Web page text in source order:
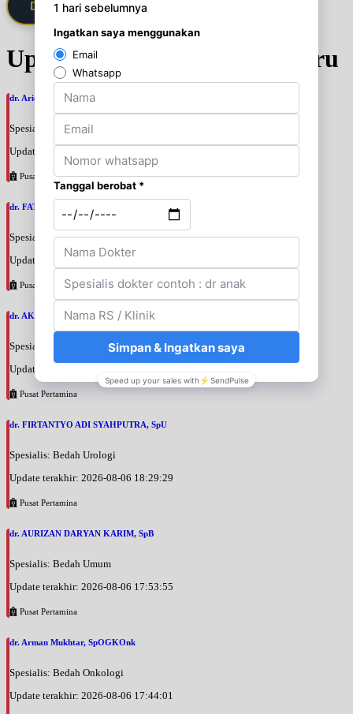
Daftarkan Saya via Member VIP
Update Jadwal Dokter terbaru
dr. Ario Baskoro, SpU
Spesialis: Bedah Urologi
Update terakhir: 2026-08-06 18:46:06
Pusat Pertamina
dr. FATAN ABSHARI, SpU
Spesialis: Bedah Urologi
Update terakhir: 2026-08-06 18:42:13
Pusat Pertamina
dr. AKBARI WAHYUDI KUSUMAH, SpU
Spesialis: Bedah Urologi
Update terakhir: 2026-08-06 18:38:38
Pusat Pertamina
dr. FIRTANTYO ADI SYAHPUTRA, SpU
Spesialis: Bedah Urologi
Update terakhir: 2026-08-06 18:29:29
Pusat Pertamina
dr. AURIZAN DARYAN KARIM, SpB
Spesialis: Bedah Umum
Update terakhir: 2026-08-06 17:53:55
Pusat Pertamina
dr. Arman Mukhtar, SpOGKOnk
Spesialis: Bedah Onkologi
Update terakhir: 2026-08-06 17:44:01